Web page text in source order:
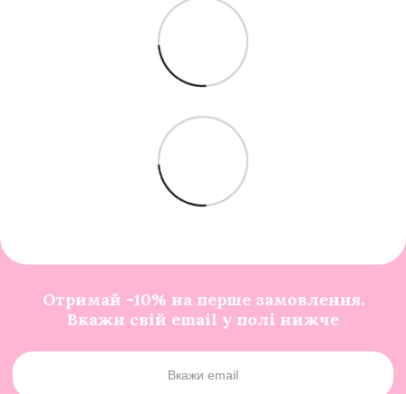
Отримай -10% на перше замовлення.
Вкажи свій email у полі нижче